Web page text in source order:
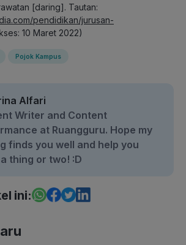
[daring]. Tautan:
pendidikan/jurusan-
10 Maret 2022)
Pojok Kampus
Alfari
Writer and Content
at Ruangguru. Hope my
finds you well and help you
thing or two! :D
ini: